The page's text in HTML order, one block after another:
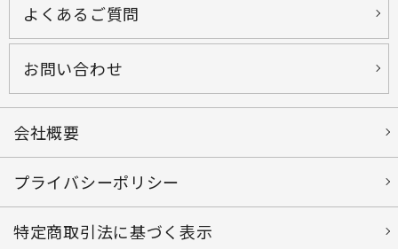
よくあるご質問
お問い合わせ
会社概要
プライバシーポリシー
特定商取引法に基づく表示